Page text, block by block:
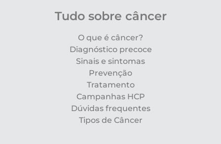
Tudo sobre câncer
O que é câncer?
Diagnóstico precoce
Sinais e sintomas
Prevenção
Tratamento
Campanhas HCP
Dúvidas frequentes
Tipos de Câncer